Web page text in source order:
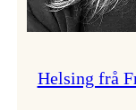
Helsing frå